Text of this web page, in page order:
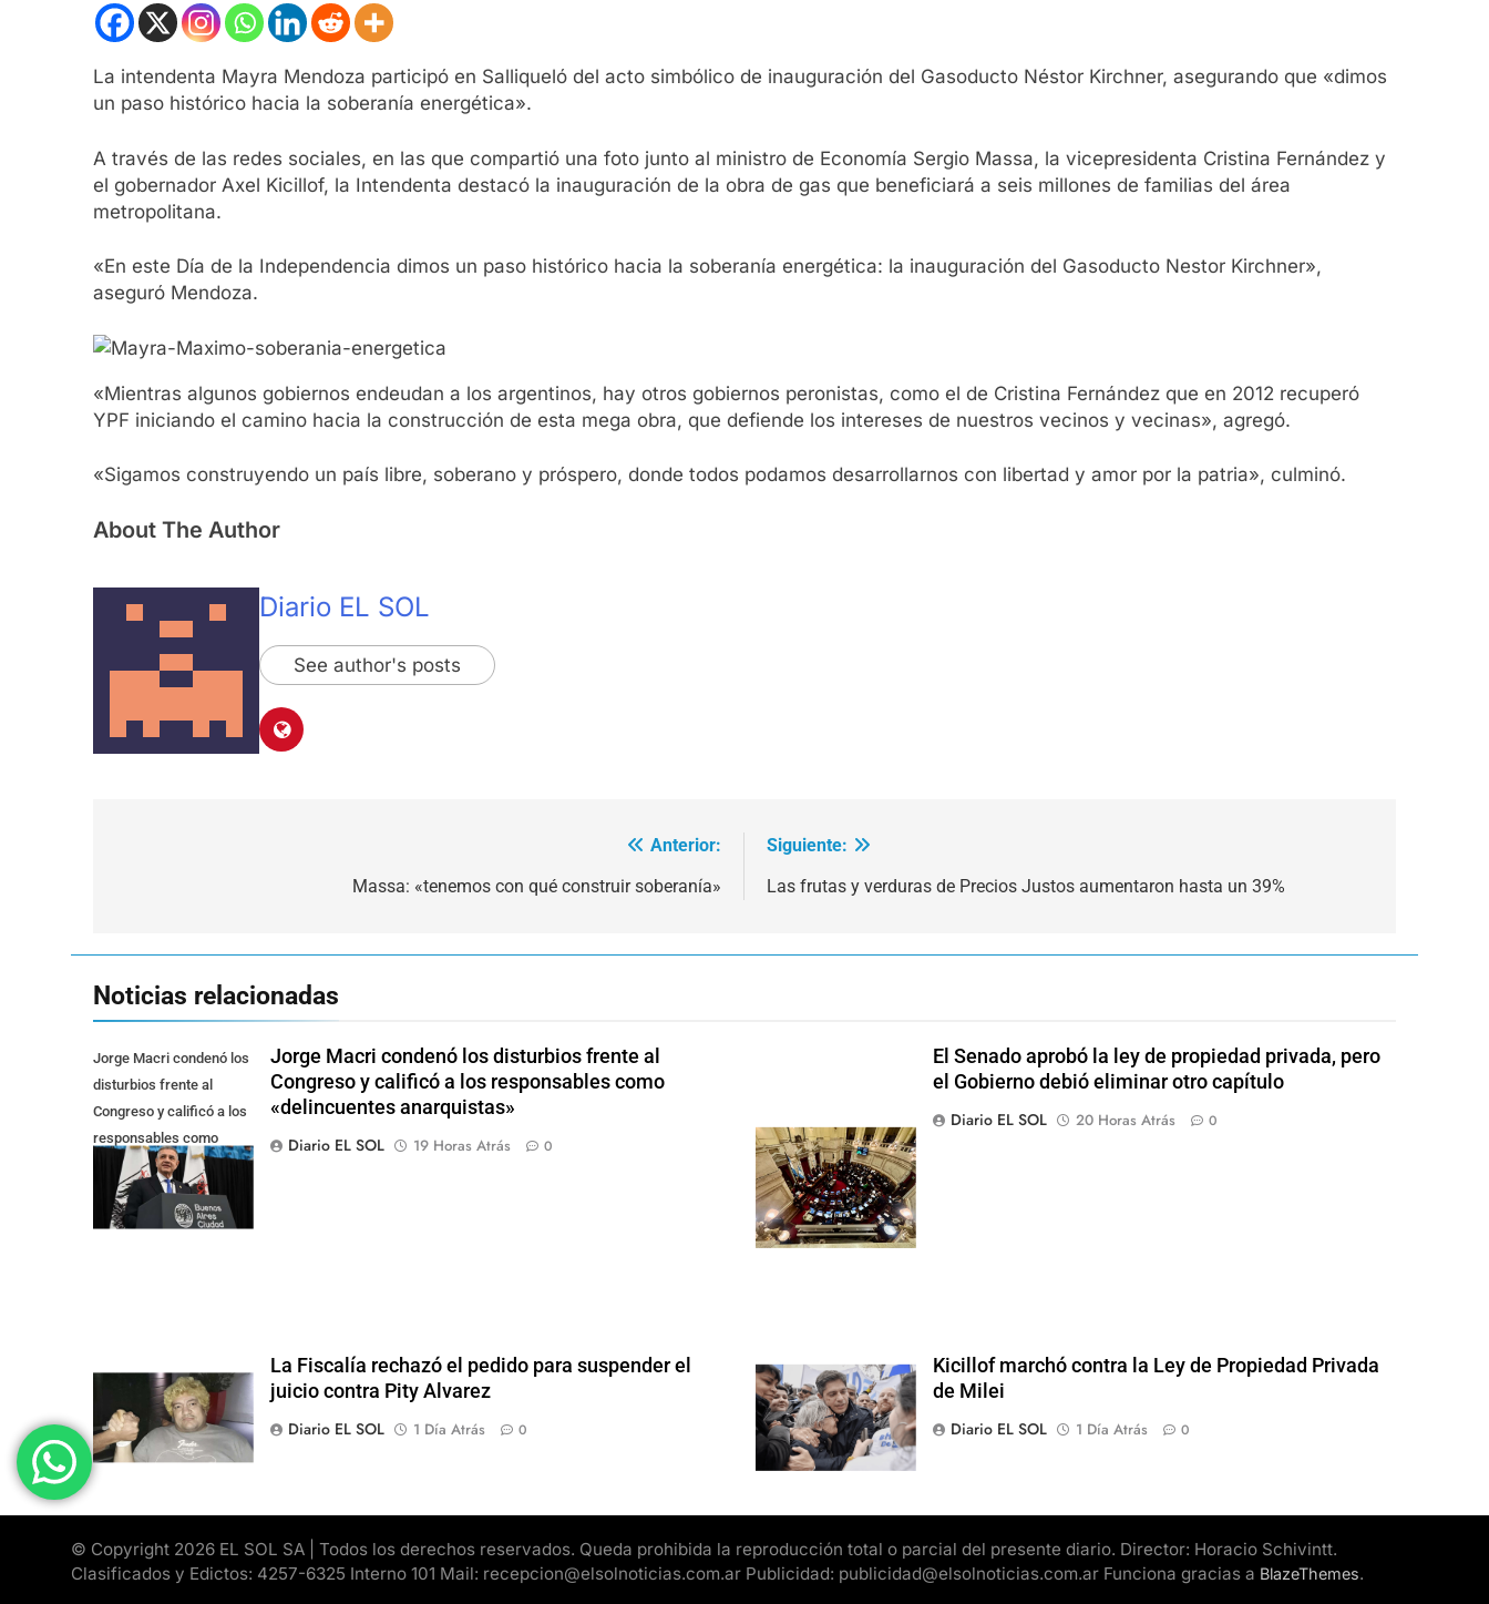
La intendenta Mayra Mendoza participó en Salliqueló del acto simbólico de inauguración del Gasoducto Néstor Kirchner, asegurando que «dimos
un paso histórico hacia la soberanía energética».
A través de las redes sociales, en las que compartió una foto junto al ministro de Economía Sergio Massa, la vicepresidenta Cristina Fernández y
el gobernador Axel Kicillof, la Intendenta destacó la inauguración de la obra de gas que beneficiará a seis millones de familias del área
metropolitana.
«En este Día de la Independencia dimos un paso histórico hacia la soberanía energética: la inauguración del Gasoducto Nestor Kirchner»,
aseguró Mendoza.
«Mientras algunos gobiernos endeudan a los argentinos, hay otros gobiernos peronistas, como el de Cristina Fernández que en 2012 recuperó
YPF iniciando el camino hacia la construcción de esta mega obra, que defiende los intereses de nuestros vecinos y vecinas», agregó.
«Sigamos construyendo un país libre, soberano y próspero, donde todos podamos desarrollarnos con libertad y amor por la patria», culminó.
About The Author
Diario EL SOL
See author's posts
Anterior:
Massa: «tenemos con qué construir soberanía»
Siguiente:
Las frutas y verduras de Precios Justos aumentaron hasta un 39%
Noticias relacionadas
Jorge Macri condenó los
disturbios frente al
Congreso y calificó a los
responsables como
"delincuentes
anarquistas"
Jorge Macri condenó los disturbios frente al
Congreso y calificó a los responsables como
«delincuentes anarquistas»
Diario EL SOL
19 Horas Atrás 0
El Senado aprobó la ley de propiedad privada, pero
el Gobierno debió eliminar otro capítulo
Diario EL SOL
20 Horas Atrás 0
La Fiscalía rechazó el pedido para suspender el
juicio contra Pity Alvarez
Diario EL SOL
1 Día Atrás 0
Kicillof marchó contra la Ley de Propiedad Privada
de Milei
Diario EL SOL
1 Día Atrás 0
© Copyright 2026 EL SOL SA | Todos los derechos reservados. Queda prohibida la reproducción total o parcial del presente diario. Director: Horacio Schivintt.
Clasificados y Edictos: 4257-6325 Interno 101 Mail: recepcion@elsolnoticias.com.ar Publicidad: publicidad@elsolnoticias.com.ar Funciona gracias a BlazeThemes.